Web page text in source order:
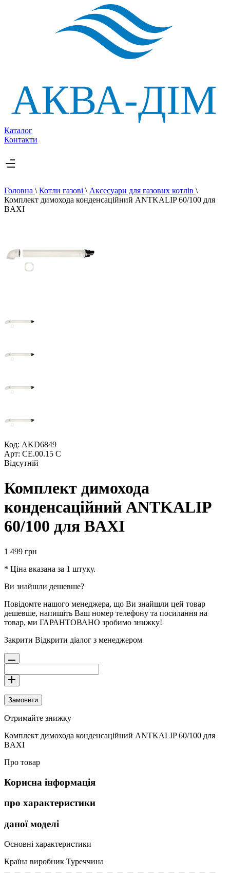
Каталог
Контакти
Головна \ Котли газові \ Аксесуари для газових котлів \
Комплект димохода конденсаційний ANTKALIP 60/100 для
BAXI
Код: AKD6849
Арт: CE.00.15 C
Відсутній
Комплект димохода
конденсаційний ANTKALIP
60/100 для BAXI
1 499 грн
* Ціна вказана за 1 штуку.
Ви знайшли дешевше?
Повідомте нашого менеджера, що Ви знайшли цей товар
дешевше, напишіть Ваш номер телефону та посилання на
товар, ми ГАРАНТОВАНО зробимо знижку!
Закрити Відкрити діалог з менеджером
Замовити
Отримайте знижку
Комплект димохода конденсаційний ANTKALIP 60/100 для
BAXI
Про товар
Корисна інформація
про характеристики
даної моделі
Основні характеристики
Країна виробник Туреччина